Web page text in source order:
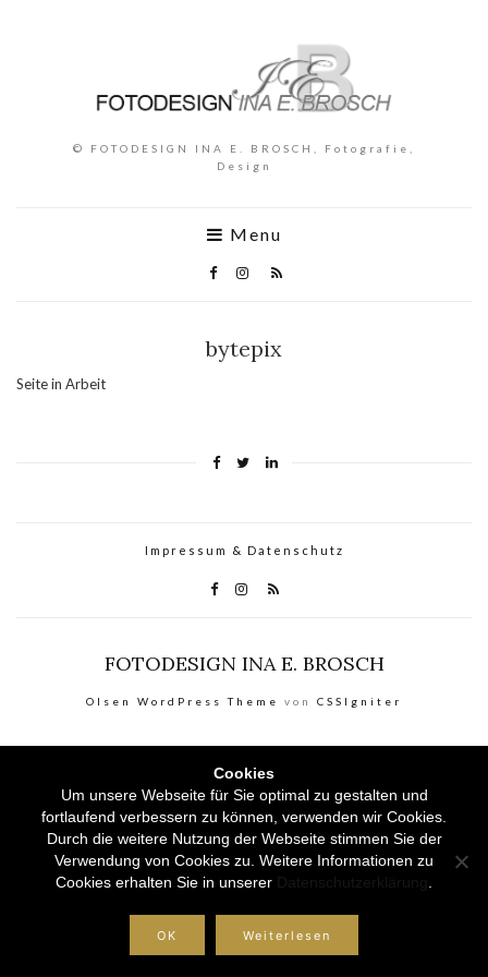
© FOTODESIGN INA E. BROSCH, Fotografie,
Design
Menu
bytepix
Seite in Arbeit
Impressum & Datenschutz
FOTODESIGN INA E. BROSCH
Olsen WordPress Theme von CSSIgniter
Cookies
Um unsere Webseite für Sie optimal zu gestalten und
fortlaufend verbessern zu können, verwenden wir Cookies.
Durch die weitere Nutzung der Webseite stimmen Sie der
Verwendung von Cookies zu. Weitere Informationen zu
Cookies erhalten Sie in unserer
OK Weiterlesen